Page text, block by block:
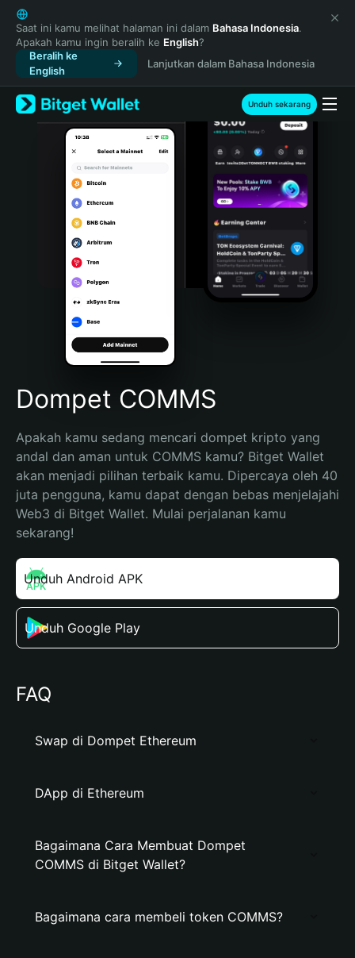
English
日本語
Tiếng Việt
Русский
Español (Latinoamérica)
Türkçe
Italiano
Português (Portugal)
Bahasa Indonesia
Português (Brasil)
Español (Argentina)
Saat ini kamu melihat halaman ini dalam Bahasa Indonesia.
Apakah kamu ingin beralih ke English?
Beralih ke
English
Lanjutkan dalam Bahasa Indonesia
Unduh sekarang
Dompet COMMS
Apakah kamu sedang mencari dompet kripto yang
andal dan aman untuk COMMS kamu? Bitget Wallet
akan menjadi pilihan terbaik kamu. Dipercaya oleh 40
juta pengguna, kamu dapat dengan bebas menjelajahi
Web3 di Bitget Wallet. Mulai perjalanan kamu
sekarang!
Unduh Android APK
Unduh Google Play
FAQ
Swap di Dompet Ethereum
DApp di Ethereum
Bagaimana Cara Membuat Dompet
COMMS di Bitget Wallet?
Bagaimana cara membeli token COMMS?